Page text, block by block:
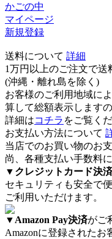
かごの中
マイページ
新規登録
送料について 詳細
1万円以上のご注文で送
(沖縄・離れ島を除く)
お客様のご利用地域に
算して総額表示します
詳細はコチラ をご覧くだ
お支払い方法について
当店でのお買い物のお
尚、各種支払い手数料
▼ クレジットカード決済
セキュリティも安全で
ご利用いただけます。
▼ Amazon Pay決済がご
Amazonに登録された